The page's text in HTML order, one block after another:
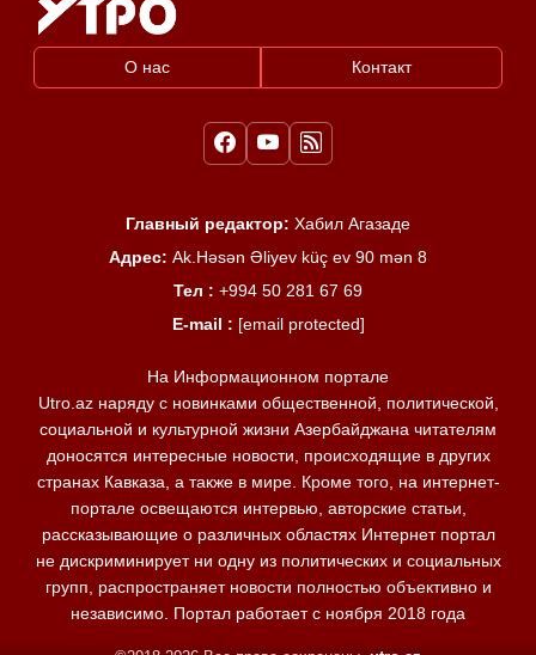
О нас Контакт
Главный редактор: Хабил Агазаде
Адрес: Ak.Həsən Əliyev küç ev 90 mən 8
Тел : +994 50 281 67 69
E-mail : [email protected]
На Информационном портале
Utro.az наряду с новинками общественной, политической,
социальной и культурной жизни Азербайджана читателям
доносятся интересные новости, происходящие в других
странах Кавказа, а также в мире. Кроме того, на интернет-
портале освещаются интервью, авторские статьи,
рассказывающие о различных областях Интернет портал
не дискриминирует ни одну из политических и социальных
групп, распространяет новости полностью объективно и
независимо. Портал работает с ноября 2018 года